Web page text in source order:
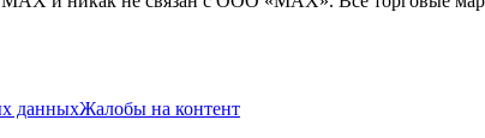
данныхЖалобы на контент